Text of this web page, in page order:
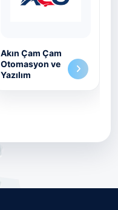
Akın Çam Çam
Otomasyon ve
Yazılım